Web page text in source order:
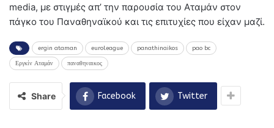
media, με στιγμές απ’ την παρουσία του Αταμάν στον
πάγκο του Παναθηναϊκού και τις επιτυχίες που είχαν μαζί.
ergin ataman euroleague panathinaikos pao bc
Εργκίν Αταμάν παναθηναικος
Share Facebook Twitter